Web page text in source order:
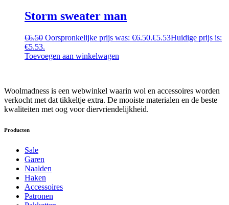
Storm sweater man
€6.50 Oorspronkelijke prijs was: €6.50.€5.53Huidige prijs is:
€5.53.
Toevoegen aan winkelwagen
Woolmadness is een webwinkel waarin wol en accessoires worden
verkocht met dat tikkeltje extra. De mooiste materialen en de beste
kwaliteiten met oog voor diervriendelijkheid.
Producten
Sale
Garen
Naalden
Haken
Accessoires
Patronen